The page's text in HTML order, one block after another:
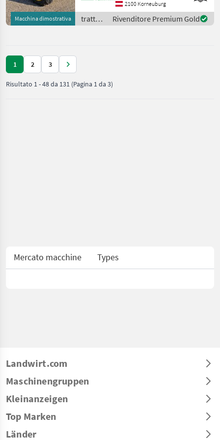
Macchina dimostrativa
Hydraulische Lenkung: Ja;
Oberlenker vorne: Ja;
Zwischenachssteuergerät
2100 Korneuburg
trattori
/ John
Rivenditore Premium Gold
1 2 3
Risultato 1-48da 131 (Pagina 1 da 3)
Mercato macchine Types
Landwirt.com
Maschinengruppen
Kleinanzeigen
Top Marken
Länder